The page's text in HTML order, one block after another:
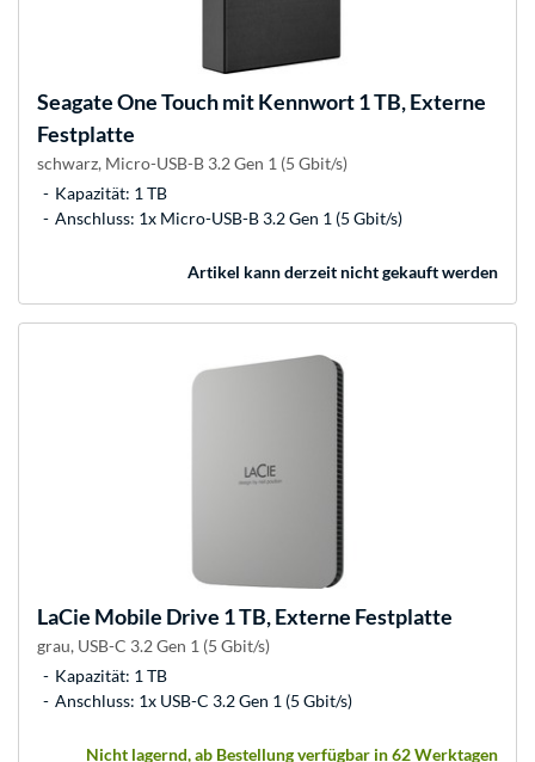
SeagateOne Touch mit Kennwort 1 TB, Externe
Festplatte
schwarz, Micro-USB-B 3.2 Gen 1 (5 Gbit/s)
Kapazität: 1 TB
Anschluss: 1x Micro-USB-B 3.2 Gen 1 (5 Gbit/s)
Artikel kann derzeit nicht gekauft werden
LaCie Mobile Drive 1 TB, Externe Festplatte
grau, USB-C 3.2 Gen 1 (5 Gbit/s)
Kapazität: 1 TB
Anschluss: 1x USB-C 3.2 Gen 1 (5 Gbit/s)
Nicht lagernd, ab Bestellung verfügbar in 62 Werktagen